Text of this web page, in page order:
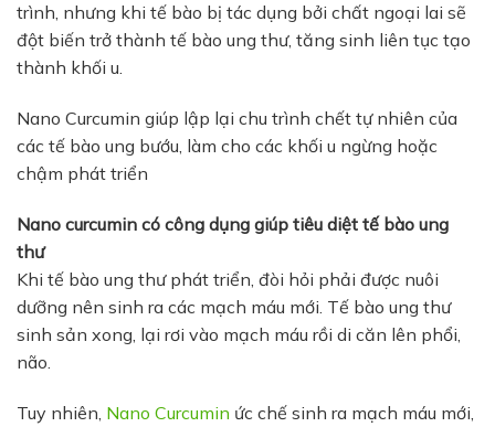
trình, nhưng khi tế bào bị tác dụng bởi chất ngoại lai sẽ
đột biến trở thành tế bào ung thư, tăng sinh liên tục tạo
thành khối u.
Nano Curcumin giúp lập lại chu trình chết tự nhiên của
các tế bào ung bướu, làm cho các khối u ngừng hoặc
chậm phát triển
Nano curcumin có công dụng giúp tiêu diệt tế bào ung
thư
Khi tế bào ung thư phát triển, đòi hỏi phải được nuôi
dưỡng nên sinh ra các mạch máu mới. Tế bào ung thư
sinh sản xong, lại rơi vào mạch máu rồi di căn lên phổi,
não.
Tuy nhiên, Nano Curcumin ức chế sinh ra mạch máu mới,